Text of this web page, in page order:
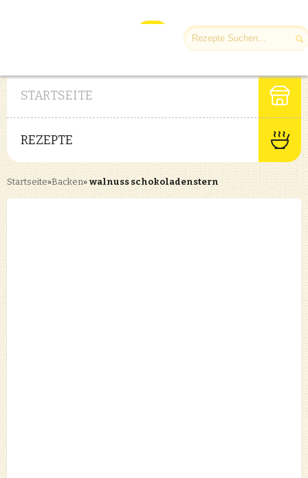
STARTSEITE
REZEPTE
Startseite»Backen»walnuss schokoladenstern